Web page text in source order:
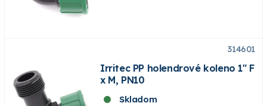
314601
Irritec PP holendrové koleno 1" F
x M, PN10
Skladom